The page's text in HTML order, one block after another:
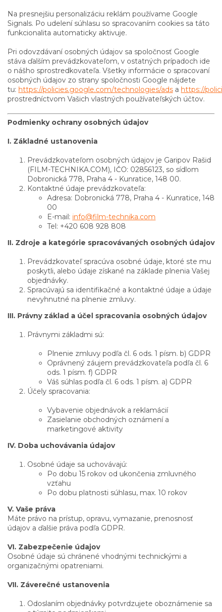
Na presnejšiu personalizáciu reklám používame Google
Signals. Po udelení súhlasu so spracovaním cookies sa táto
funkcionalita automaticky aktivuje.
Pri odovzdávaní osobných údajov sa spoločnosť Google
stáva ďalším prevádzkovateľom, v ostatných prípadoch ide
o nášho sprostredkovateľa. Všetky informácie o spracovaní
osobných údajov zo strany spoločnosti Google nájdete
tu: https://policies.google.com/technologies/ads a https://
prostredníctvom Vašich vlastných používateľských účtov.
Podmienky ochrany osobných údajov
I. Základné ustanovenia
Prevádzkovateľom osobných údajov je Garipov Rašid
(FILM-TECHNIKA.COM), IČO: 02856123, so sídlom
Dobronická 778, Praha 4 - Kunratice, 148 00.
Kontaktné údaje prevádzkovateľa:
Adresa: Dobronická 778, Praha 4 - Kunratice, 148
00
E-mail: info@film-technika.com
Tel: +420 608 928 808
II. Zdroje a kategórie spracovávaných osobných údajov
Prevádzkovateľ spracúva osobné údaje, ktoré ste mu
poskytli, alebo údaje získané na základe plnenia Vašej
objednávky.
Spracúvajú sa identifikačné a kontaktné údaje a údaje
nevyhnutné na plnenie zmluvy.
III. Právny základ a účel spracovania osobných údajov
Právnymi základmi sú:
Plnenie zmluvy podľa čl. 6 ods. 1 písm. b) GDPR
Oprávnený záujem prevádzkovateľa podľa čl. 6
ods. 1 písm. f) GDPR
Váš súhlas podľa čl. 6 ods. 1 písm. a) GDPR
Účely spracovania:
Vybavenie objednávok a reklamácií
Zasielanie obchodných oznámení a
marketingové aktivity
IV. Doba uchovávania údajov
Osobné údaje sa uchovávajú:
Po dobu 15 rokov od ukončenia zmluvného
vzťahu
Po dobu platnosti súhlasu, max. 10 rokov
V. Vaše práva
Máte právo na prístup, opravu, vymazanie, prenosnosť
údajov a ďalšie práva podľa GDPR.
VI. Zabezpečenie údajov
Osobné údaje sú chránené vhodnými technickými a
organizačnými opatreniami.
VII. Záverečné ustanovenia
Odoslaním objednávky potvrdzujete oboznámenie sa